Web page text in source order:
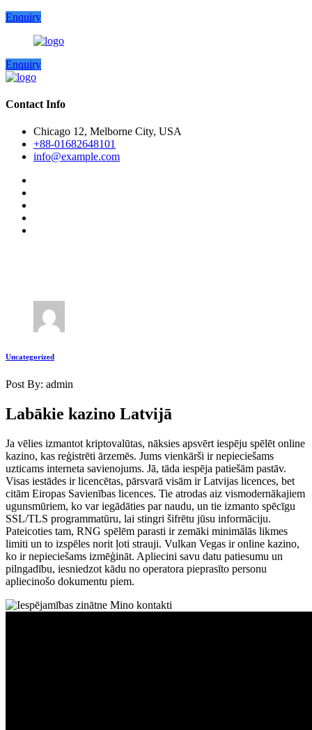
Enquiry
Enquiry
Contact Info
Chicago 12, Melborne City, USA
+88-01682648101
info@example.com
Uncategorized
Post By: admin
Labākie kazino Latvijā
Ja vēlies izmantot kriptovalūtas, nāksies apsvērt iespēju spēlēt online
kazino, kas reģistrēti ārzemēs. Jums vienkārši ir nepieciešams
uzticams interneta savienojums. Jā, tāda iespēja patiešām pastāv.
Visas iestādes ir licencētas, pārsvarā visām ir Latvijas licences, bet
citām Eiropas Savienības licences. Tie atrodas aiz vismodernākajiem
ugunsmūriem, ko var iegādāties par naudu, un tie izmanto spēcīgu
SSL/TLS programmatūru, lai stingri šifrētu jūsu informāciju.
Pateicoties tam, RNG spēlēm parasti ir zemāki minimālās likmes
limiti un to izspēles norit ļoti strauji. Vulkan Vegas ir online kazino,
ko ir nepieciešams izmēģināt. Apliecini savu datu patiesumu un
pilngadību, iesniedzot kādu no operatora pieprasīto personu
apliecinošo dokumentu piem.